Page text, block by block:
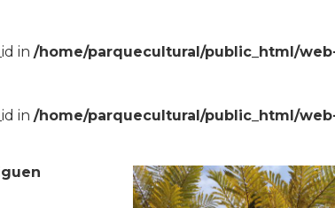
in/home/parquecultural/public_html/
in/home/parquecultural/public_html/